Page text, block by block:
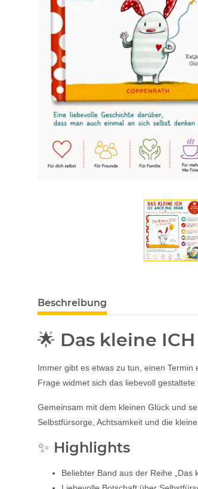
Beschreibung
🌟 Das kleine
Immer gibt es etwas zu tun, einen
Frage widmet sich das liebevoll gestaltete
Gemeinsam mit dem kleinen Glück und
Selbstfürsorge, Achtsamkeit und die
✨ Highlights
Beliebter Band aus der Reihe „Das